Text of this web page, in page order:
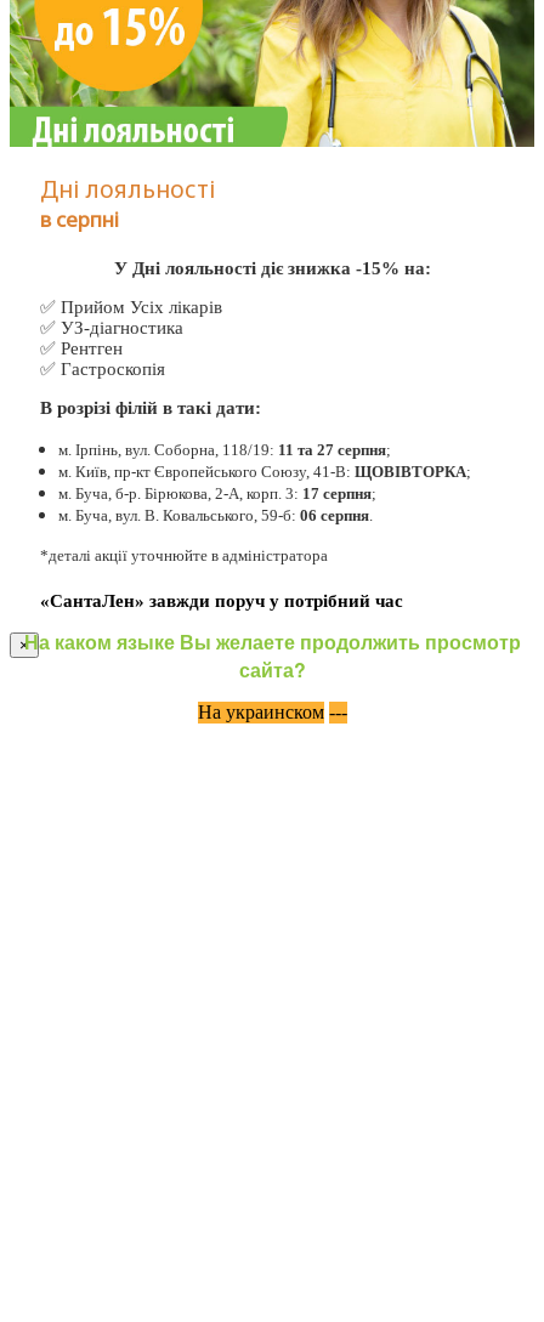
Дні лояльності
в серпні
У Дні лояльності діє знижка -15% на:
✅ Прийом Усіх лікарів
✅ УЗ-діагностика
✅ Рентген
✅ Гастроскопія
В розрізі філій в такі дати:
м. Ірпінь, вул. Соборна, 118/19: 11 та 27 серпня;
м. Київ, пр-кт Європейського Союзу, 41-В: ЩОВІВТОРКА;
м. Буча, б-р. Бірюкова, 2-А, корп. 3: 17 серпня;
м. Буча, вул. В. Ковальського, 59-б: 06 серпня
*деталі акції уточнюйте в адміністратора
«СантаЛен» завжди поруч у потрібний час
×На каком языке Вы желаете продолжить просмотр
сайта?
На украинском ---